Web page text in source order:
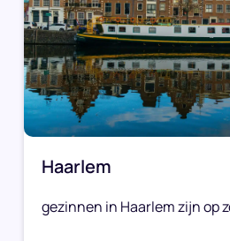
Haarlem
gezinnen in Haarlem zijn op